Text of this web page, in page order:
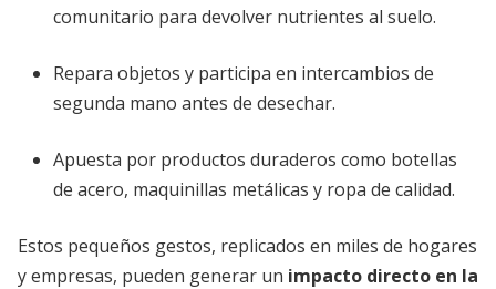
comunitario para devolver nutrientes al suelo.
Repara objetos y participa en intercambios de
segunda mano antes de desechar.
Apuesta por productos duraderos como botellas
de acero, maquinillas metálicas y ropa de calidad.
Estos pequeños gestos, replicados en miles de hogares
y empresas, pueden generar un impacto directo en la